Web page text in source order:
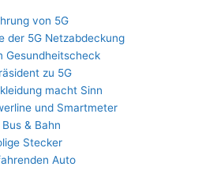
von 5G
der 5G Netzabdeckung
Gesundheitscheck
zu 5G
macht Sinn
und Smartmeter
& Bahn
Stecker
Auto